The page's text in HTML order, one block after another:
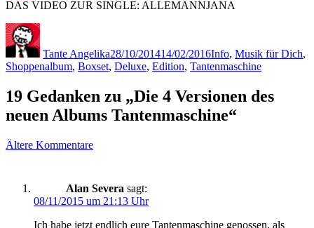
DAS VIDEO ZUR SINGLE: ALLEMANNJANA
Autor
Tante Angelika28/10/201414/02/2016Info, Musik für Dich,
ShoppenSchlagwörter
album, Boxset, Deluxe, Edition, Tantenmaschine
19 Gedanken zu „Die 4 Versionen des
neuen Albums Tantenmaschine“
Kommentarnavigation
Ältere Kommentare
Alan Severa sagt:
08/11/2015 um 21:13 Uhr
Ich habe jetzt endlich eure Tantenmaschine genossen, als